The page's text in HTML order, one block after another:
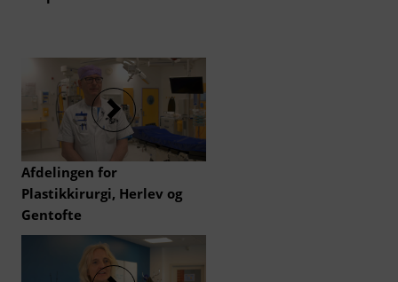
af hjemmesiden. Derudover bruger vi
oplysningerne til at give dig
personaliseret indhold og udarbejde
markedsanalyser.
Afdelingen for
Plastikkirurgi, Herlev og
Gentofte